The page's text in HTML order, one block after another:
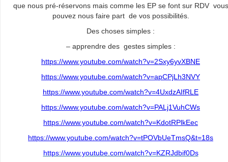
que nous pré-réservons mais comme les EP se font sur RDV vous
pouvez nous faire part de vos possibilités.
Des choses simples :
– apprendre des gestes simples :
https://www.youtube.com/watch?v=2Sxy6yvXBNE
https://www.youtube.com/watch?v=apCPjLh3NVY
https://www.youtube.com/watch?v=4UxdzAIfRLE
https://www.youtube.com/watch?v=PALj1VuhCWs
https://www.youtube.com/watch?v=KdotRPlkEec
https://www.youtube.com/watch?v=tPOVbUeTmsQ&t=18s
https://www.youtube.com/watch?v=KZRJdbif0Ds